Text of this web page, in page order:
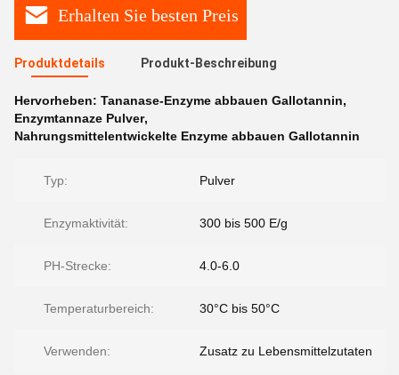
Erhalten Sie besten Preis
Produktdetails Produkt-Beschreibung
Hervorheben: Tananase-Enzyme abbauen Gallotannin,
Enzymtannaze Pulver,
Nahrungsmittelentwickelte Enzyme abbauen Gallotannin
Typ: Pulver
Enzymaktivität: 300 bis 500 E/g
PH-Strecke: 4.0-6.0
Temperaturbereich: 30°C bis 50°C
Verwenden: Zusatz zu Lebensmittelzutaten